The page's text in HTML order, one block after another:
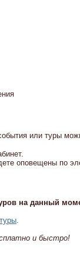
или туры
оповещены по
на данный
туры
и быстро!